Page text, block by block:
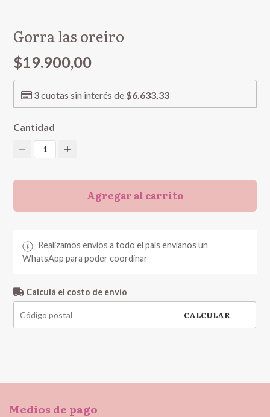
Gorra las oreiro
$19.900,00
3cuotas sin interés de $6.633,33
Cantidad
1
Agregar al carrito
Realizamos envíos a todo el país envíanos un
WhatsApp para poder coordinar
Calculá el costo de envío
CALCULAR
Medios de pago